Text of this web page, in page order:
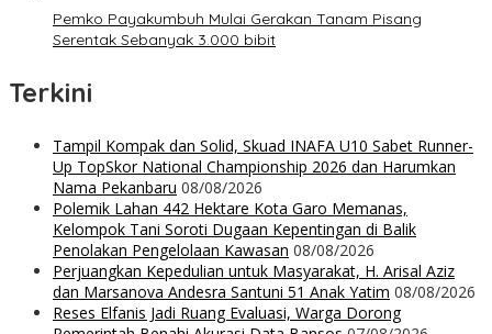
Pemko Payakumbuh Mulai Gerakan Tanam Pisang
Serentak Sebanyak 3.000 bibit
Terkini
Tampil Kompak dan Solid, Skuad INAFA U10 Sabet Runner-
Up TopSkor National Championship 2026 dan Harumkan
Nama Pekanbaru 08/08/2026
Polemik Lahan 442 Hektare Kota Garo Memanas,
Kelompok Tani Soroti Dugaan Kepentingan di Balik
Penolakan Pengelolaan Kawasan 08/08/2026
Perjuangkan Kepedulian untuk Masyarakat, H. Arisal Aziz
dan Marsanova Andesra Santuni 51 Anak Yatim 08/08/2026
Reses Elfanis Jadi Ruang Evaluasi, Warga Dorong